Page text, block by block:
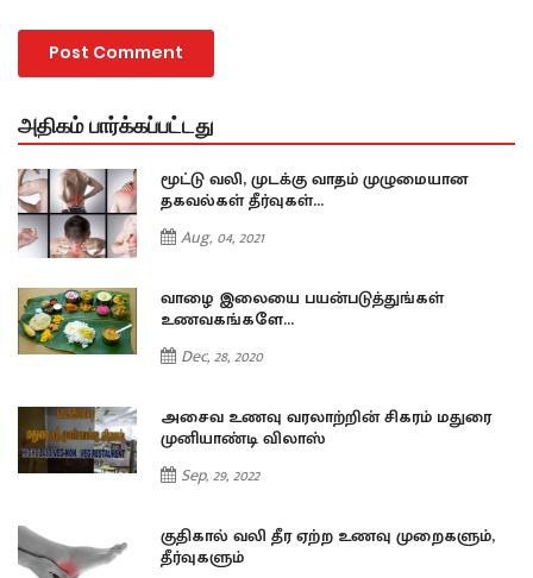
அதிகம் பார்க்கப்பட்டது
மூட்டு வலி, முடக்கு வாதம் முழுமையான
தகவல்கள் தீர்வுகள்...
Aug, 04, 2021
வாழை இலையை பயன்படுத்துங்கள்
உணவகங்களே...
Dec, 28, 2020
அசைவ உணவு வரலாற்றின் சிகரம் மதுரை
முனியாண்டி விலாஸ்
Sep, 29, 2022
குதிகால் வலி தீர ஏற்ற உணவு முறைகளும்,
தீர்வுகளும்